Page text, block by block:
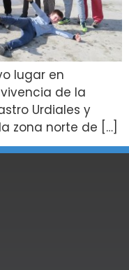
lugar en
de la
Urdiales y
zona norte de […]